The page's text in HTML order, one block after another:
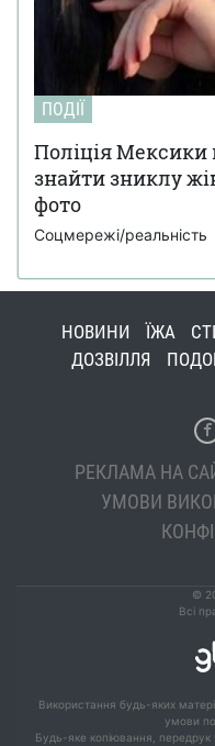
ПОДІЇ
Поліція Мексики
знайти зниклу
фото
Соцмережі/реальність
НОВИНИ ЇЖА
ДОЗВІЛЛЯ
РЕКЛАМА НА
УМОВИ
©
Всі
Використання будь-яких
умови
Будь-яке копіювання, передрук